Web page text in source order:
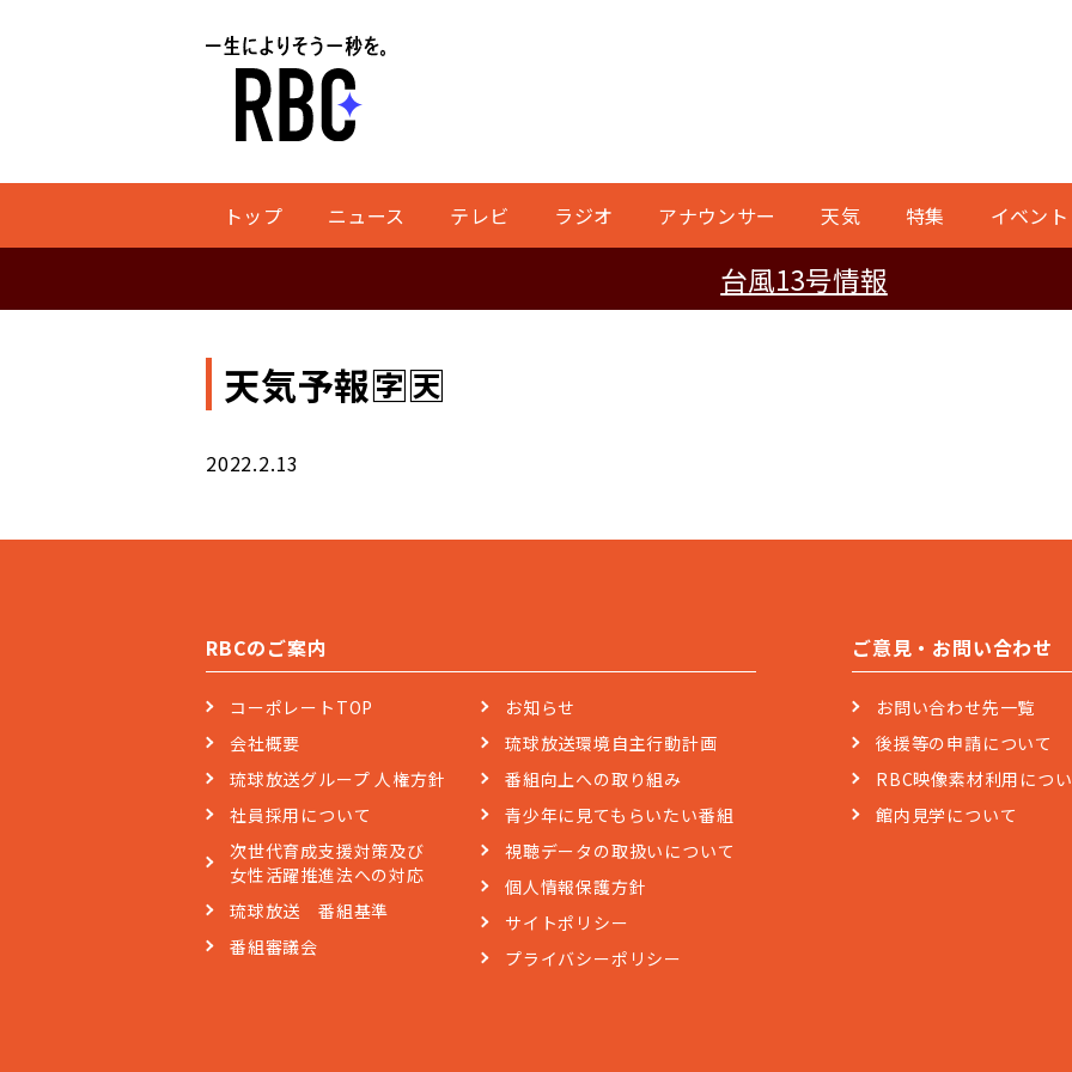
トップ ニュース テレビ ラジオ アナウンサー 天気 特集 イベント
台風13号情報
天気予報🈑🈗
2022.2.13
RBCのご案内
コーポレートTOP
会社概要
琉球放送グループ 人権方針
社員採用について
次世代育成支援対策及び
女性活躍推進法への対応
琉球放送 番組基準
番組審議会
お知らせ
琉球放送環境自主行動計画
番組向上への取り組み
青少年に見てもらいたい番組
視聴データの取扱いについて
個人情報保護方針
サイトポリシー
プライバシーポリシー
ご意見・お問い合わせ
お問い合わせ先一覧
後援等の申請について
RBC映像素材利用につ
館内見学について